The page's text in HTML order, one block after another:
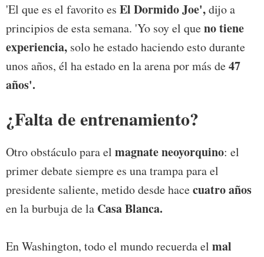
'El que es el favorito es El Dormido Joe',dijo a
principios de esta semana. 'Yo soy el queno tiene
experiencia, solo he estado haciendo esto durante
unos años, él ha estado en la arena por más de47
años'.
¿Falta de entrenamiento?
Otro obstáculo para el magnate neoyorquino: el
primer debate siempre es una trampa para el
presidente saliente, metido desde hacecuatro años
en la burbuja de la Casa Blanca.
En Washington, todo el mundo recuerda el mal